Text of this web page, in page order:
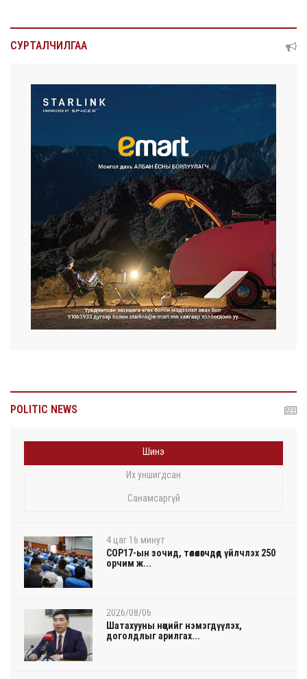
СУРТАЛЧИЛГАА
POLITIC NEWS
Шинэ
Их уншигдсан
Санамсаргүй
4 цаг 16 минут
COP17-ын зочид, төлөөлөгчдөд үйлчлэх 250
орчим ж...
2026/08/06
Шатахууны нөөцийг нэмэгдүүлэх,
доголдлыг арилгах...